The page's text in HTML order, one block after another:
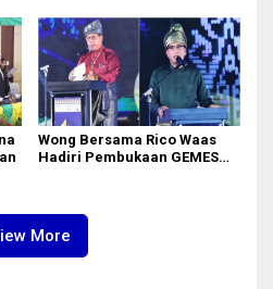
Wong Bersama Rico Waas
Hadiri Pembukaan GEMES
More